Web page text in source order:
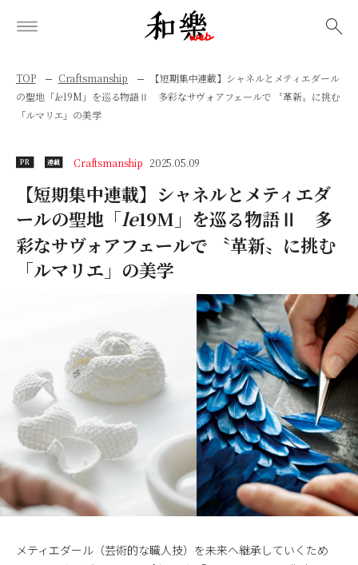
TOP Craftsmanship
【短期集中連載】シャネルとメティエダール
の聖地「le19M」を巡る物語Ⅱ 多彩なサヴォアフェールで 〝革新〟に挑む
「ルマリエ」の美学
PR 連載 Craftsmanship 2025.05.09
【短期集中連載】シャネルとメティエダ
ールの聖地「le19M」を巡る物語Ⅱ 多
彩なサヴォアフェールで 〝革新〟に挑む
「ルマリエ」の美学
メティエダール（芸術的な職人技）を未来へ継承していくため